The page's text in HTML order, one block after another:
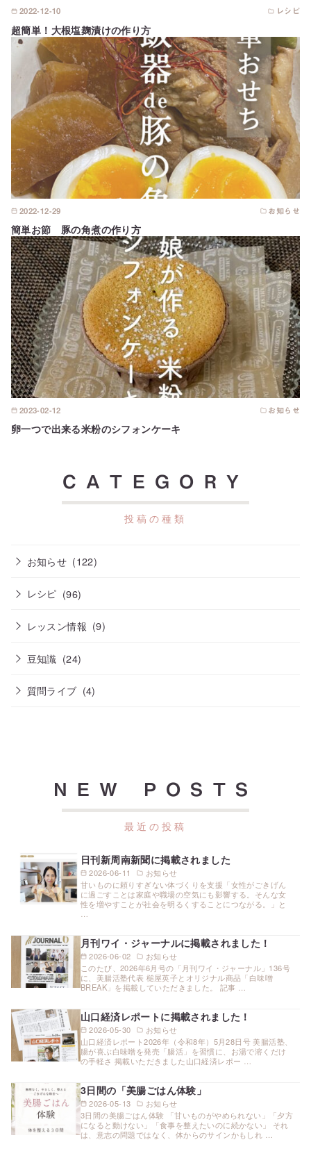
2022-12-10 レシピ
超簡単！大根塩麹漬けの作り方
2022-12-29 お知らせ
簡単お節 豚の角煮の作り方
2023-02-12 お知らせ
卵一つで出来る米粉のシフォンケーキ
CATEGORY
お知らせ (122)
レシピ (96)
レッスン情報 (9)
豆知識 (24)
質問ライブ (4)
NEW POSTS
2026-06-11 お知らせ
日刊新周南新聞に掲載されました
甘いものに頼りすぎない体づくりを支援「女性がごきげん
に過ごすことは家庭や職場の空気にも影響する。そんな女
性を増やすことが社会を明るくすることにつながる。」と
2026-06-02 お知らせ
月刊ワイ・ジャーナルに掲載されました！
このたび、2026年6月号の「月刊ワイ・ジャーナル」136号
に、美腸活塾代表 槌屋英子とオリジナル商品「白味噌
BREAK」を掲載していただきました。 記事 …
2026-05-30 お知らせ
山口経済レポートに掲載されました！
山口経済レポート2026年（令和8年）5月28日号 美腸活塾、
腸が喜ぶ白味噌を発売「腸活」を習慣に、お湯で溶くだけ
の手軽さ 掲載いただきました山口経済レポー …
2026-05-13 お知らせ
3日間の「美腸ごはん体験」
3日間の美腸ごはん体験 「甘いものがやめられない」「夕方
になると動けない」「食事を整えたいのに続かない」 それ
は、意志の問題ではなく、体からのサインかもしれ …